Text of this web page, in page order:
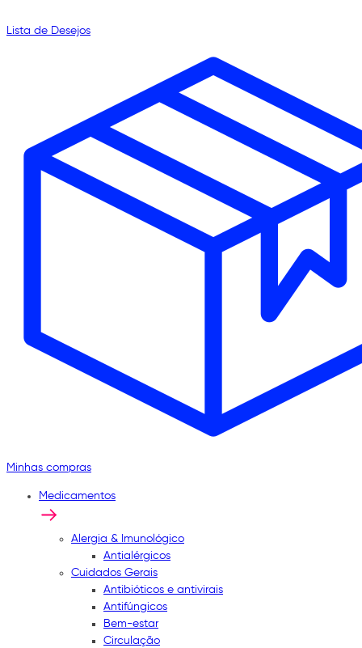
Lista de Desejos
Minhas compras
Medicamentos
Alergia & Imunológico
Antialérgicos
Cuidados Gerais
Antibióticos e antivirais
Antifúngicos
Bem-estar
Circulação